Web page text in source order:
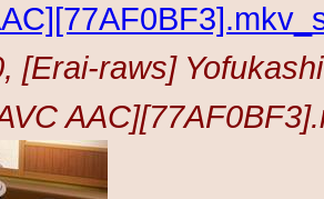
[Erai-raws]